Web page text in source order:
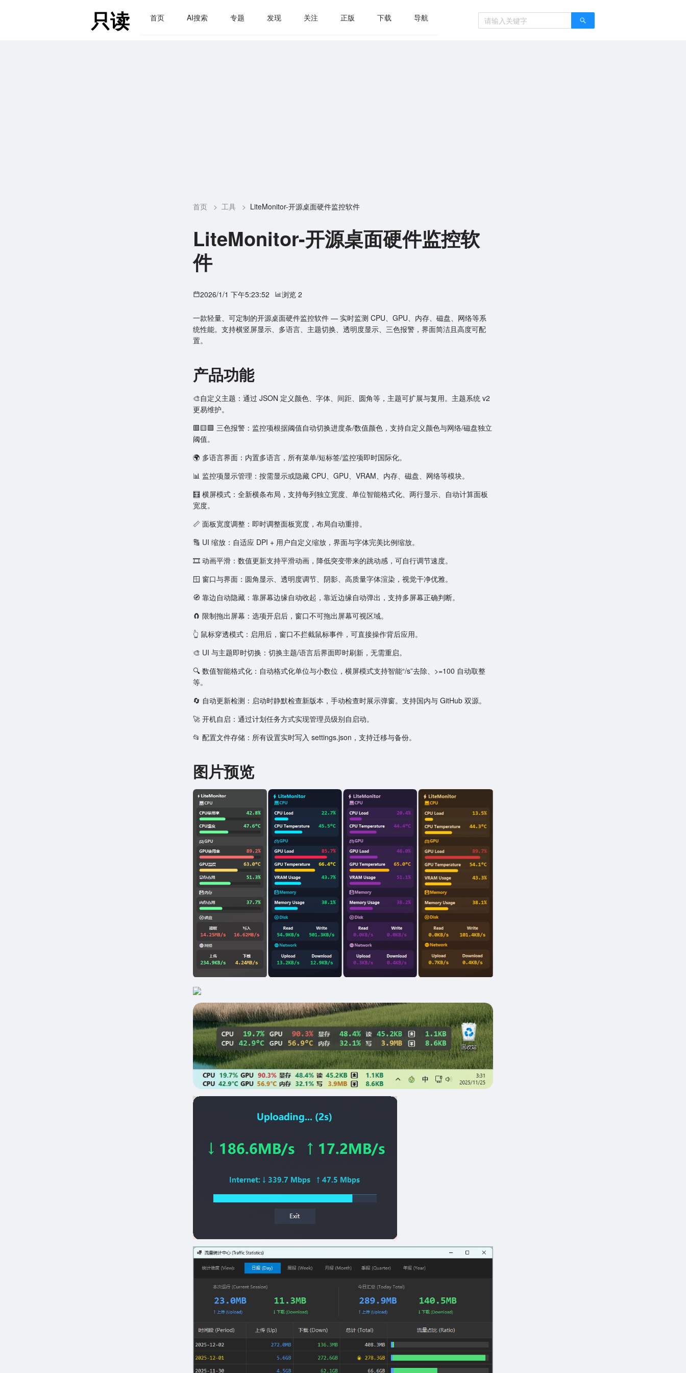
只读 首页 AI搜索 专题 发现 关注 正版 下载 导航
首页 > 工具 > LiteMonitor-开源桌面硬件监控软件
LiteMonitor-开源桌面硬件监控软
件
2026/1/1 下午5:23:52 浏览 2
一款轻量、可定制的开源桌面硬件监控软件 — 实时监测 CPU、GPU、内存、磁盘、网络等系
统性能。支持横竖屏显示、多语言、主题切换、透明度显示、三色报警，界面简洁且高度可配
置。
产品功能
🎨自定义主题：通过 JSON 定义颜色、字体、间距、圆角等，主题可扩展与复用。主题系统 v2
更易维护。
🟥🟨🟩 三色报警：监控项根据阈值自动切换进度条/数值颜色，支持自定义颜色与网络/磁盘独立
阈值。
🌍 多语言界面：内置多语言，所有菜单/短标签/监控项即时国际化。
📊 监控项显示管理：按需显示或隐藏 CPU、GPU、VRAM、内存、磁盘、网络等模块。
🧮 横屏模式：全新横条布局，支持每列独立宽度、单位智能格式化、两行显示、自动计算面板
宽度。
📏 面板宽度调整：即时调整面板宽度，布局自动重排。
🔠 UI 缩放：自适应 DPI + 用户自定义缩放，界面与字体完美比例缩放。
🎞️ 动画平滑：数值更新支持平滑动画，降低突变带来的跳动感，可自行调节速度。
🪟 窗口与界面：圆角显示、透明度调节、阴影、高质量字体渲染，视觉干净优雅。
🧭 靠边自动隐藏：靠屏幕边缘自动收起，靠近边缘自动弹出，支持多屏幕正确判断。
🧲 限制拖出屏幕：选项开启后，窗口不可拖出屏幕可视区域。
👆 鼠标穿透模式：启用后，窗口不拦截鼠标事件，可直接操作背后应用。
🎨 UI 与主题即时切换：切换主题/语言后界面即时刷新，无需重启。
🔍 数值智能格式化：自动格式化单位与小数位，横屏模式支持智能“/s”去除、>=100 自动取整
等。
🔄 自动更新检测：启动时静默检查新版本，手动检查时展示弹窗。支持国内与 GitHub 双源。
🚀 开机自启：通过计划任务方式实现管理员级别自启动。
📂 配置文件存储：所有设置实时写入 settings.json，支持迁移与备份。
图片预览